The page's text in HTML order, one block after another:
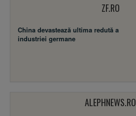
ZF.RO
China devastează ultima redută a
industriei germane
ALEPHNEWS.RO